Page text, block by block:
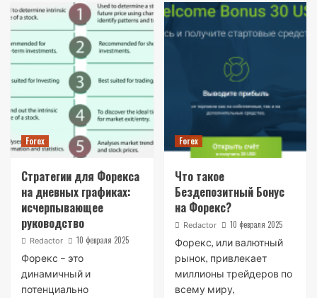
Forex
Стратегии для Форекса
на дневных графиках:
исчерпывающее
руководство
Redactor 10 февраля 2025
Форекс – это
динамичный и
потенциально
Forex
Что такое
Бездепозитный Бонус
на Форекс?
Redactor 10 февраля 2025
Форекс, или валютный
рынок, привлекает
миллионы трейдеров по
всему миру,